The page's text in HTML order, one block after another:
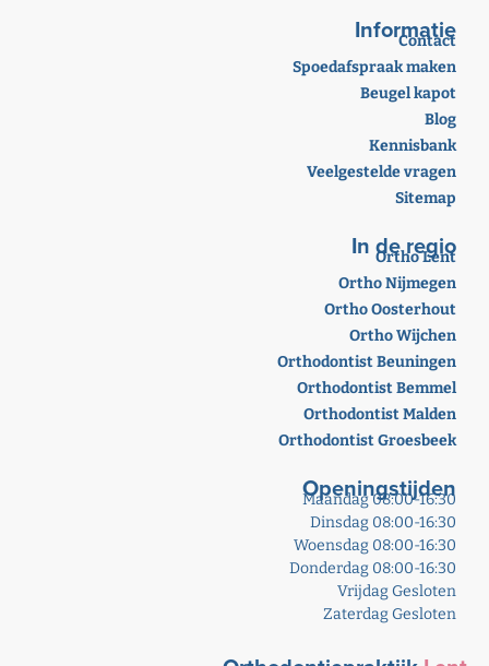
Informatie
Contact
Spoedafspraak maken
Beugel kapot
Blog
Kennisbank
Veelgestelde vragen
Sitemap
In de regio
Ortho Lent
Ortho Nijmegen
Ortho Oosterhout
Ortho Wijchen
Orthodontist Beuningen
Orthodontist Bemmel
Orthodontist Malden
Orthodontist Groesbeek
Openingstijden
Maandag 08:00-16:30
Dinsdag 08:00-16:30
Woensdag 08:00-16:30
Donderdag 08:00-16:30
Vrijdag Gesloten
Zaterdag Gesloten